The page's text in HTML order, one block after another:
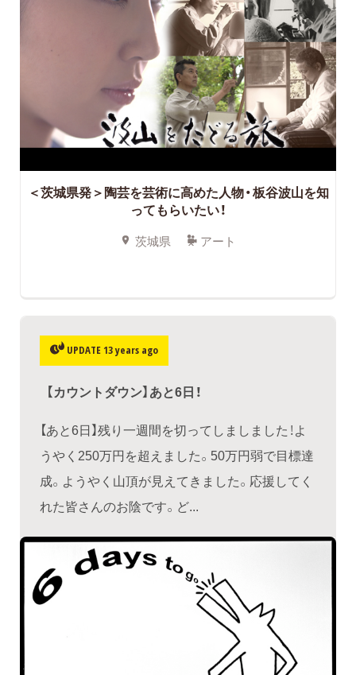
＜茨城県発＞陶芸を芸術に高めた人物・板谷波山を知
ってもらいたい！
茨城県 アート
UPDATE 13 years ago
【カウントダウン】あと6日！
【あと6日】残り一週間を切ってしましました！よ
うやく250万円を超えました。50万円弱で目標達
成。ようやく山頂が見えてきました。応援してく
れた皆さんのお陰です。ど...